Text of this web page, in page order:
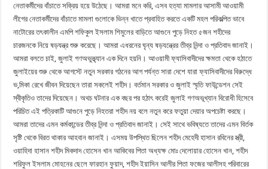
নেতাকর্মীদের বাঁচাতে সক্রিয় হয়ে উঠেছে। আমরা মনে করি, এসব হত্যা মামলার আসামী আওয়ামী
লীগের নেতাকর্মীদের বাঁচাতে মামলা গুলোকে ভিন্ন খাতে প্রবাহিত করতে একটি মহল পরিকল্পিত ভাবে
নাটোরের তৎকালীন এমপি শফিকুল ইসলাম শিমুলের বাড়িতে আগুনে পুড়ে নিহত ৫জন শহীদের
চারজনকে নিয়ে ষড়যন্ত্র শুরু করেছে। আমরা এধরনের ঘৃন্য ষড়যন্ত্রের তীব্র নিন্দা ও প্রতিবাদ জানাই।
আমরা বলতে চাই, জুলাই গণঅভুত্থ্যান এক দিনে হয়নি। আওয়ামী ফ্যাসিবাদীদের ক্ষমতা থেকে হঠাতে
জুলাইয়ের শুরু থেকে আগস্টে নতুন সরকার গঠনের আগ পর্যন্ত সারা দেশে যারা ফ্যাসিবাদীদের বিরুদ্ধে
ভ‚মিকা রেখে জীবন দিয়েছেন তারা সকলেই শহীদ। বর্তমান সরকার ও জুলাই স্মৃতি ফাউন্ডেশন সেই
স্বীকৃতিও তাদের দিয়েছেন। অথচ ঘটনার এক বছর পর হঠাৎ করেই জুলাই গণঅভূখ্যান বিরোধী হিসেবে
পরিচিত এই পত্রিকাটি আগুনে পুড়ে নিহতরা শহীদ নয় বলে নতুন করে ফতুয়া দেয়ার অপচেষ্টা করছে।
আমরা তাদের এমন কর্মকান্ডের তীব্র নিন্দা ও প্রতিবাদ জানাই। সেই সাথে ভবিষ্যতে তাদের এমন বির্তক
সৃষ্টি থেকে বিরত থাকার আহবান জানাই। এসময় উপস্থিত ছিলেন শহীদ মেহেদী হাসান রবিনের স্ত্রী,
ওয়াহিদা হাসান শহীদ মিকদাদ হোসেন খান আকিবের পিতা অধ্যক্ষ মোঃ দেলোয়ার হোসেন খান, শহীদ
শরিফুল ইসলাম মোহনের ছেলে ফারহান ফুয়াদ, শহীদ ইয়াসিন আলীর পিতা ফজের আলীসহ পরিবারের